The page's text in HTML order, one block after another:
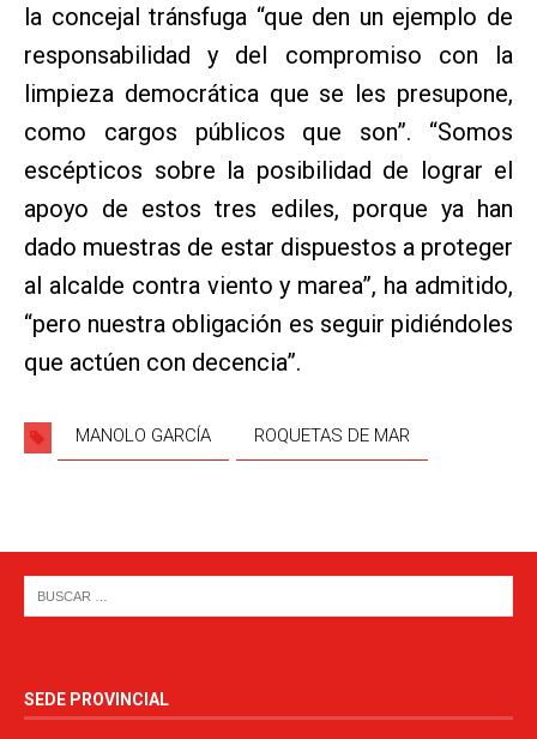
la concejal tránsfuga “que den un ejemplo de
responsabilidad y del compromiso con la
limpieza democrática que se les presupone,
como cargos públicos que son”. “Somos
escépticos sobre la posibilidad de lograr el
apoyo de estos tres ediles, porque ya han
dado muestras de estar dispuestos a proteger
al alcalde contra viento y marea”, ha admitido,
“pero nuestra obligación es seguir pidiéndoles
que actúen con decencia”.
MANOLO GARCÍA ROQUETAS DE MAR
SEDE PROVINCIAL